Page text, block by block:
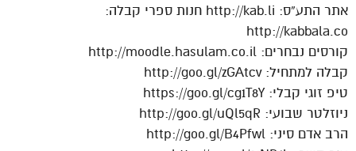
אתר התע”ס: http://kab.li חנות ספרי קבלה:
http://kabbala.co
קורסים נבחרים: http://moodle.hasulam.co.il
קבלה למתחיל: http://goo.gl/zGAtcv
טיפ זוגי קבלי: https://goo.gl/cg1T8Y
ניוזלטר שבועי: http://goo.gl/uQl5qR
הרב אדם סיני: http://goo.gl/B4Pfwl